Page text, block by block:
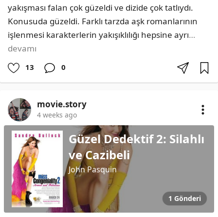
yakışması falan çok güzeldi ve dizide çok tatlıydı.
Konusuda güzeldi. Farklı tarzda aşk romanlarının
işlenmesi karakterlerin yakışıklılığı hepsine ayrı…
devamı
13 0
movie.story
4 weeks ago
Güzel Dedektif 2: Silahlı
ve Cazibeli
John Pasquin
1 Gönderi